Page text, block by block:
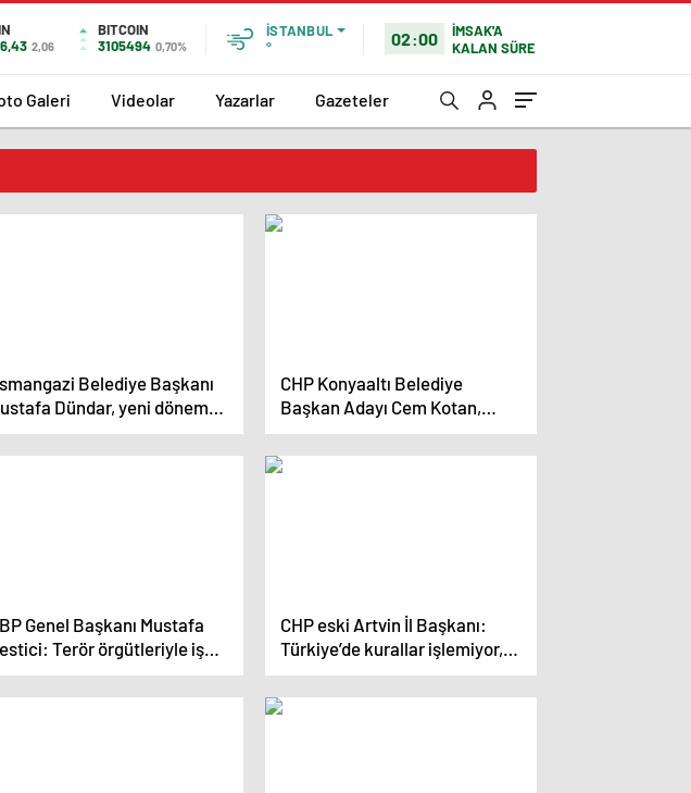
2,06
BITCOIN
3105494 0,70%
İSTANBUL
°
02:00
İMSAK'A
KALAN SÜRE
Galeri Videolar Yazarlar Gazeteler
Belediye Başkanı
Dündar, yeni dönem
ve projelerini
CHP Konyaaltı Belediye
Başkan Adayı Cem Kotan,
Proje Tanıtım Toplantısında
Hedeflerini Açıkladı
Genel Başkanı Mustafa
Terör örgütleriyle iş
CHP eski Artvin İl Başkanı:
Türkiye’de kurallar işlemiyor,
hukuk işlemiyor